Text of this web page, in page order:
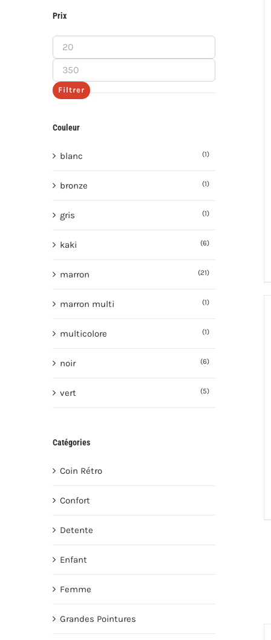
Prix
Prix
min
Prix
max
Filtrer
Couleur
blanc (1)
bronze (1)
gris (1)
kaki (6)
marron (21)
marron multi (1)
multicolore (1)
noir (6)
vert (5)
Catégories
Coin Rétro
Confort
Detente
Enfant
Femme
Grandes Pointures